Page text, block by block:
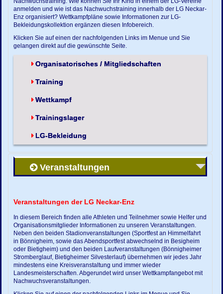
anmelden und wie ist das Nachwuchstraining innerhalb der LG Neckar-
Enz organisiert? Wettkampfpläne sowie Informationen zur LG-
Bekleidungskollektion ergänzen diesen Infobereich.
Klicken Sie auf einen der nachfolgenden Links im Menue und Sie
gelangen direkt auf die gewünschte Seite.
Organisatorisches / Mitgliedschaften
Training
Wettkampf
Trainingslager
LG-Bekleidung
Veranstaltungen
Veranstaltungen der LG Neckar-Enz
In diesem Bereich finden alle Athleten und Teilnehmer sowie Helfer und
Organisationsmitglieder Informationen zu unseren Veranstaltungen.
Neben den beiden Stadionveranstaltungen (Sportfest an Himmelfahrt
in Bönnigheim, sowie das Abendsportfest abwechselnd in Besigheim
oder Bietigheim) und den beiden Laufveranstaltungen (Bönnigheimer
Stromberglauf, Bietigheimer Silvesterlauf) übernehmen wir jedes Jahr
mindestens eine Kreisveranstaltung und immer wieder
Landesmeisterschaften. Abgerundet wird unser Wettkampfangebot mit
Nachwuchsveranstaltungen.